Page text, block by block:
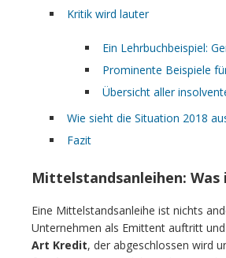
Kritik wird lauter
Ein Lehrbuchbeispiel:
Prominente Beispiele
Übersicht aller
Wie sieht die Situation 2018
Fazit
Mittelstandsanleihen: Was
Eine Mittelstandsanleihe ist nichts
Unternehmen als Emittent auftritt
Art Kredit, der abgeschlossen wird